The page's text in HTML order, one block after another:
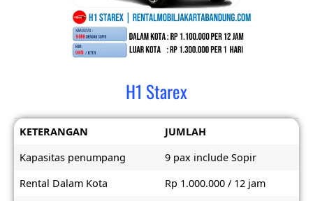
H1 Starex
KETERANGAN
JUMLAH
Kapasitas penumpang
9 pax include Sopir
Rental Dalam Kota
Rp 1.000.000 / 12 jam